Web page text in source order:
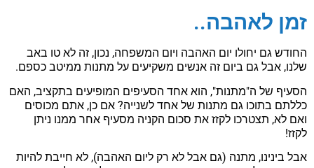
זמן לאהבה..
החודש גם יחולו יום האהבה ויום המשפחה, נכון, זה לא טו באב
שלנו, אבל גם ביום זה אנשים משקיעים על מתנות ממיטב כספם.
הסעיף של ה"מתנות", הוא אחד הסעיפים המופיעים בתקציב, האם
כללתם בתוכו גם מתנות של אחד לשנייה? אם כן, אתם מכוסים
ואם לא, תצטרכו לקזז את סכום הקניה מסעיף אחר ממנו ניתן
לקזז!
אבל בינינו, מתנה (גם אבל לא רק ליום האהבה), לא חייבת להיות